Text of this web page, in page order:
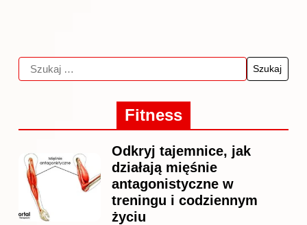
Fitness
Odkryj tajemnice, jak
działają mięśnie
antagonistyczne w
treningu i codziennym
życiu